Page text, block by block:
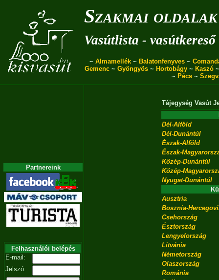
Szakmai oldalak
Vasútlista - vasútkereső
~ Almamellék ~ Balatonfenyves ~
Gemenc ~ Gyöngyös ~ Hortobágy ~ Kaszó
~ Pécs ~
Partnereink
Felhasználói belépés
E-mail:
Jelszó:
Tájegység Vasút
Dél-Alföld
Dél-Dunántúl
Észak-Alföld
Észak-
Közép-Dunántúl
Közép-
Nyugat-Dunántúl
Ausztria
Bosznia-
Csehország
Észtország
Lengyelország
Litvánia
Németország
Olaszország
Románia